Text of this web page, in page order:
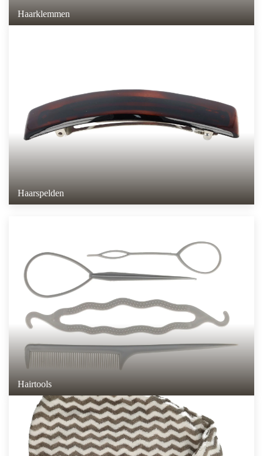
Haarklemmen
Haarspelden
Hairtools